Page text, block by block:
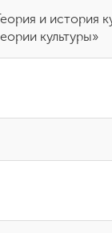
и история
культуры»